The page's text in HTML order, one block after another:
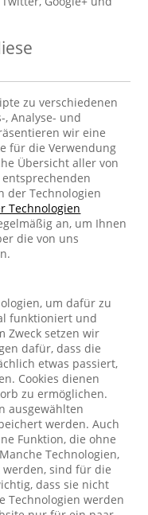
zu verschiedenen
, Analyse- und
wir eine
für die Verwendung
Übersicht aller von
der Technologien
Technologien
an, um Ihnen
die von uns
um dafür zu
funktioniert und
Zweck setzen wir
dafür, dass die
etwas passiert,
Cookies dienen
zu ermöglichen.
ausgewählten
werden. Auch
Funktion, die ohne
Technologien,
werden, sind für die
dass sie nicht
Technologien werden